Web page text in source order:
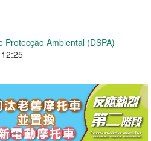
Protecção Ambiental (DSPA)